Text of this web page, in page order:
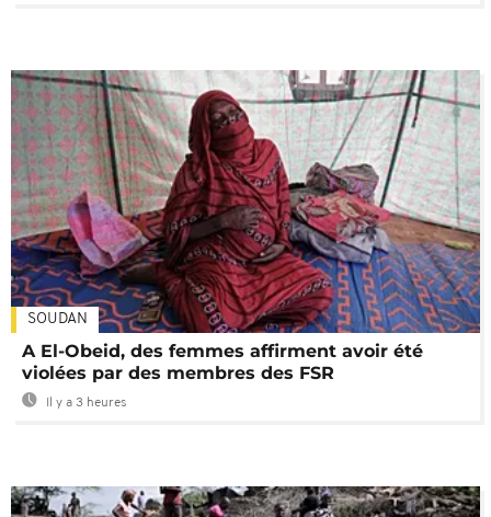
SOUDAN
A El-Obeid, des femmes affirment avoir été
violées par des membres des FSR
Il y a 3 heures